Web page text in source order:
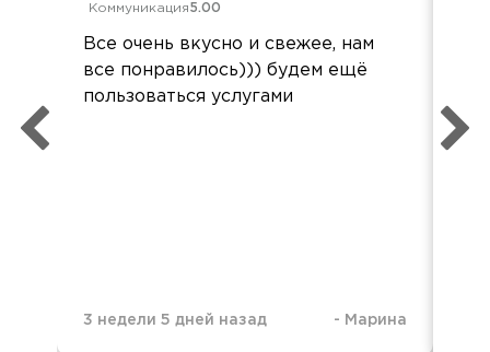
Коммуникация5.00
Все очень вкусно и свежее, нам
все понравилось))) будем ещё
пользоваться услугами
3 недели 5 дней назад - Марина